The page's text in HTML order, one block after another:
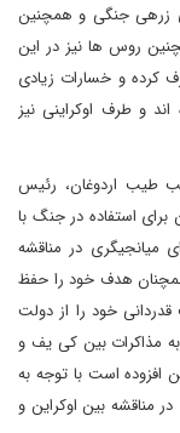
و بیش از 18هزار خودروی زرهی جنگی و همچنین
همچنین روس ها نیز در این
کرده و خسارات زیادی
و طرف اوکراینی نیز
طیب اردوغان، رئیس
برای استفاده در جنگ با
میانجیگری در مناقشه
همچنان هدف خود را حفظ
قدردانی خود را از دولت
مذاکرات بین کی یف و
کرده و همچنین افزوده است با توجه به
مناقشه بین اوکراین و